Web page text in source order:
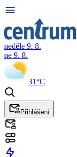
neděle 9. 8.
ne 9. 8.
31°C
Přihlášení